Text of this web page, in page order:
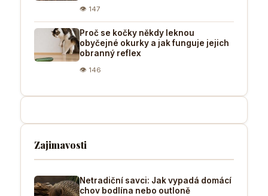
👁 147
Proč se kočky někdy leknou
obyčejné okurky a jak funguje jejich
obranný reflex
👁 146
Zajimavosti
Netradiční savci: Jak vypadá domácí
chov bodlína nebo outloně